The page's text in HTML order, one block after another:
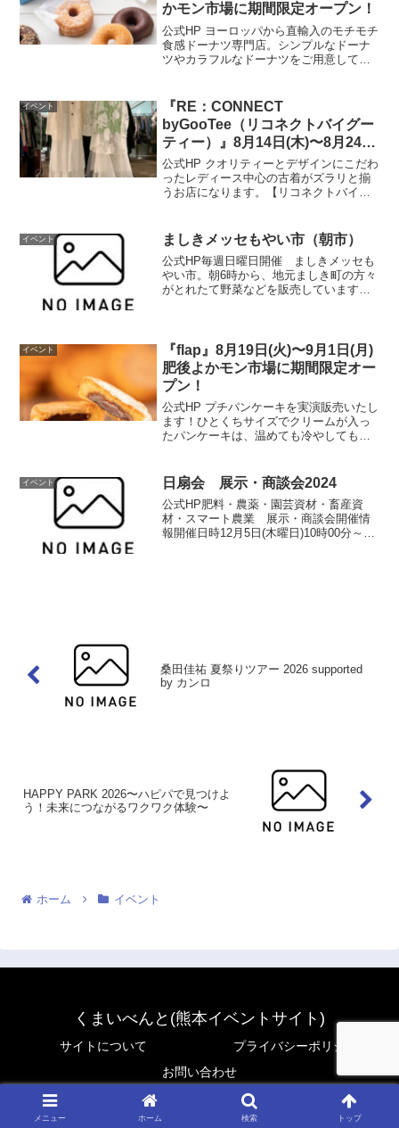
かモン市場に期間限定オープン！
公式HP ヨーロッパから直輸入のモチモチ
食感ドーナツ専門店。シンプルなドーナ
ツやカラフルなドーナツをご用意してお
イベント
『RE：CONNECT
byGooTee（リコネクトバイグー
ティー）』8月14日(木)〜8月24日
(日) 期間限定開催！＠アミュプラ
ザくまもと 4F
公式HP クオリティーとデザインにこだわ
ったレディース中心の古着がズラリと揃
うお店になります。【リコネクトバイグ
が手掛けた上質古着ショップ。販売コン
セプトはサスティナブ...
イベント ましきメッセもやい市（朝市）
公式HP毎週日曜日開催 ましきメッセも
やい市。朝6時から、地元ましき町の方々
がとれたて野菜などを販売しています。
～8時（売切れ...
イベント
『flap』8月19日(火)〜9月1日(月)
肥後よかモン市場に期間限定オー
プン！
公式HP プチパンケーキを実演販売いたし
ます！ひとくちサイズでクリームが入っ
たパンケーキは、温めても冷やしてもお
イベント 日扇会 展示・商談会2024
公式HP肥料・農薬・園芸資材・畜産資
材・スマート農業 展示・商談会開催情
報開催日時12月5日(木曜日)10時00分～14
桑⽥佳祐 夏祭りツアー 2026 supported
by カンロ
HAPPY PARK 2026〜ハピパで見つけよ
う！未来につながるワクワク体験〜
ホーム イベント
くまいべんと(熊本イベントサイト)
サイトについて
プライバシーポリシー
お問い合わせ
© 2024 くまいべんと(熊本イベントサイト).
メニュー ホーム 検索 トップ